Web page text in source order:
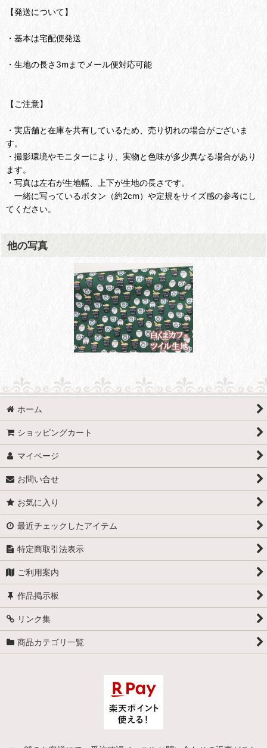
【発送について】
・基本は宅配便発送
・生地の長さ3mまでメール便対応可能
【ご注意】
・実店舗と在庫を共有しているため、売り切れの場合がございま
す。
・撮影環境やモニターにより、実物と色味が多少異なる場合があり
ます。
・写真は左右が生地幅、上下が生地の長さです。
一緒に写っているボタン（約2cm）や定規をサイズ感の参考にし
てください。
他の写真
ホーム
ショッピングカート
マイページ
お問い合せ
お気に入り
最近チェックしたアイテム
特定商取引法表示
ご利用案内
作品掲示板
リンク集
商品カテゴリ一覧